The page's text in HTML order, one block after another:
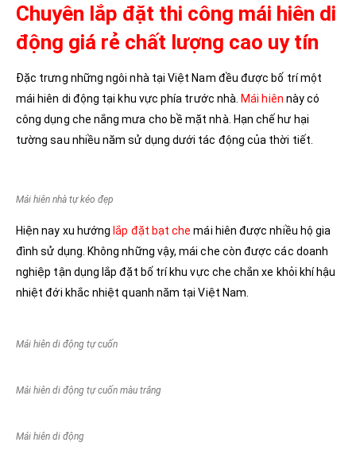
Chuyên lắp đặt thi công mái hiên di
động giá rẻ chất lượng cao uy tín
Đặc trưng những ngôi nhà tại Việt Nam đều được bố trí một
mái hiên di động tại khu vực phía trước nhà.Mái hiên này có
công dụng che nắng mưa cho bề mặt nhà. Hạn chế hư hại
tường sau nhiều năm sử dụng dưới tác động của thời tiết.
Mái hiên nhà tự kéo đẹp
Hiện nay xu hướnglắp đặt bạt che mái hiên được nhiều hộ gia
đình sử dụng. Không những vậy, mái che còn được các doanh
nghiệp tận dụng lắp đặt bố trí khu vực che chắn xe khỏi khí hậu
nhiệt đới khắc nhiệt quanh năm tại Việt Nam.
Mái hiên di động tự cuốn
Mái hiên di động tự cuốn màu trắng
Mái hiên di động